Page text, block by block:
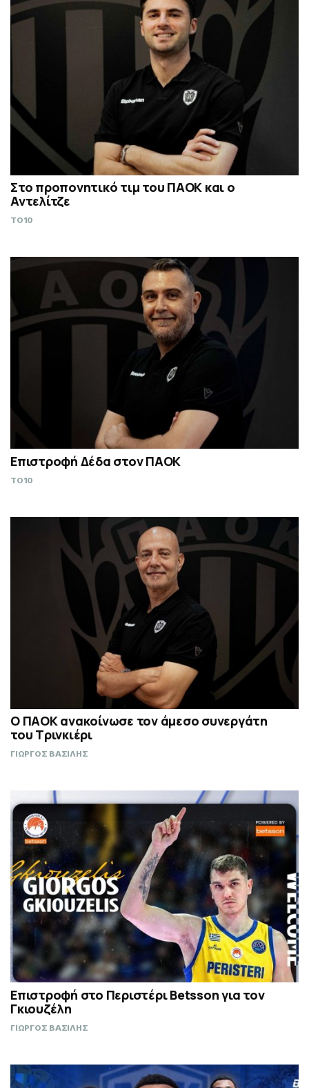
Στο προπονητικό τιμ του ΠΑΟΚ και ο
Αντελίτζε
TO10
Επιστροφή Δέδα στον ΠΑΟΚ
TO10
Ο ΠΑΟΚ ανακοίνωσε τον άμεσο συνεργάτη
του Τρινκιέρι
ΓΙΩΡΓΟΣ ΒΑΣΙΛΗΣ
Επιστροφή στο Περιστέρι Betsson για τον
Γκιουζέλη
ΓΙΩΡΓΟΣ ΒΑΣΙΛΗΣ